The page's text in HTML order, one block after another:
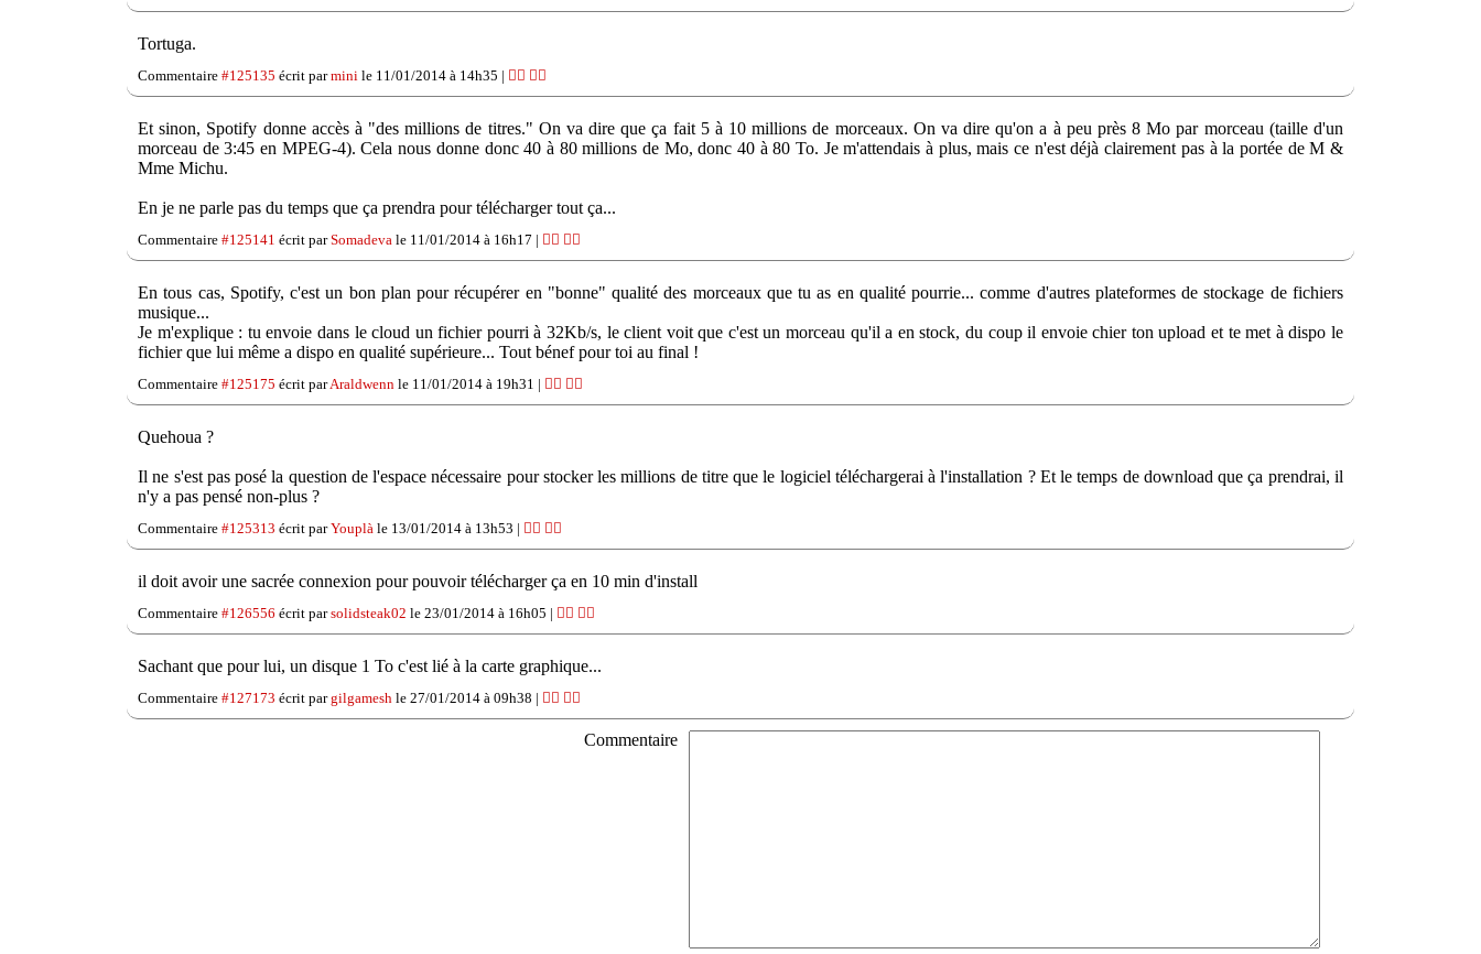
Tortuga.
Commentaire#125135 écrit parmini le 11/01/2014 à 14h35 | 👍🏽 👎🏽
Et sinon, Spotify donne accès à "des millions de titres." On va dire que ça fait 5 à 10 millions de morceaux. On va dire qu'on a à peu près 8 Mo par morceau (taille d'un
morceau de 3:45 en MPEG-4). Cela nous donne donc 40 à 80 millions de Mo, donc 40 à 80 To. Je m'attendais à plus, mais ce n'est déjà clairement pas à la portée de M &
Mme Michu.
En je ne parle pas du temps que ça prendra pour télécharger tout ça...
Commentaire#125141 écrit parSomadeva le 11/01/2014 à 16h17 | 👍🏽 👎🏽
En tous cas, Spotify, c'est un bon plan pour récupérer en "bonne" qualité des morceaux que tu as en qualité pourrie... comme d'autres plateformes de stockage de fichiers
musique...
Je m'explique : tu envoie dans le cloud un fichier pourri à 32Kb/s, le client voit que c'est un morceau qu'il a en stock, du coup il envoie chier ton upload et te met à dispo le
fichier que lui même a dispo en qualité supérieure... Tout bénef pour toi au final !
Commentaire#125175 écrit parAraldwenn le 11/01/2014 à 19h31 | 👍🏽 👎🏽
Quehoua ?
Il ne s'est pas posé la question de l'espace nécessaire pour stocker les millions de titre que le logiciel téléchargerai à l'installation ? Et le temps de download que ça prendrai, il
n'y a pas pensé non-plus ?
Commentaire#125313 écrit parYouplà le 13/01/2014 à 13h53 | 👍🏽 👎🏽
il doit avoir une sacrée connexion pour pouvoir télécharger ça en 10 min d'install
Commentaire#126556 écrit parsolidsteak02 le 23/01/2014 à 16h05 | 👍🏽 👎🏽
Sachant que pour lui, un disque 1 To c'est lié à la carte graphique...
Commentaire#127173 écrit pargilgamesh le 27/01/2014 à 09h38 | 👍🏽 👎🏽
Commentaire